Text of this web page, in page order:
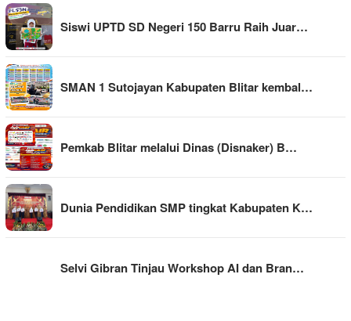
Siswi UPTD SD Negeri 150 Barru Raih Juar…
SMAN 1 Sutojayan Kabupaten Blitar kembal…
Pemkab Blitar melalui Dinas (Disnaker) B…
Dunia Pendidikan SMP tingkat Kabupaten K…
Selvi Gibran Tinjau Workshop AI dan Bran…